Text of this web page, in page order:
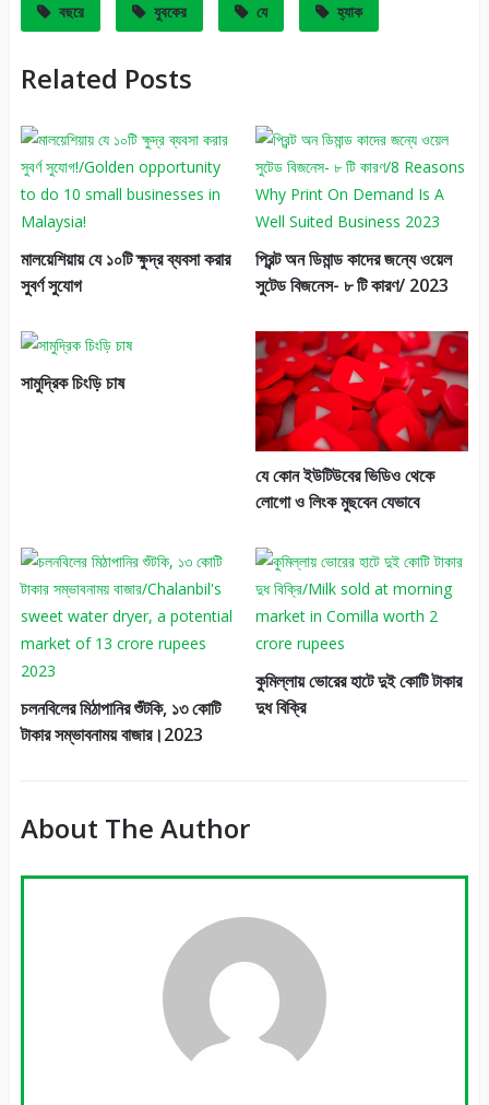
বছরে যুবকের যে হ্যাক
Related Posts
মালয়েশিয়ায় যে ১০টি ক্ষুদ্র ব্যবসা করার
সুবর্ণ সুযোগ
প্রিন্ট অন ডিমান্ড কাদের জন্যে ওয়েল
সুটেড বিজনেস- ৮ টি কারণ/ 2023
সামুদ্রিক চিংড়ি চাষ
যে কোন ইউটিউবের ভিডিও থেকে
লোগো ও লিংক মুছবেন যেভাবে
চলনবিলের মিঠাপানির শুঁটকি, ১৩ কোটি
টাকার সম্ভাবনাময় বাজার।2023
কুমিল্লায় ভোরের হাটে দুই কোটি টাকার
দুধ বিক্রি
About The Author